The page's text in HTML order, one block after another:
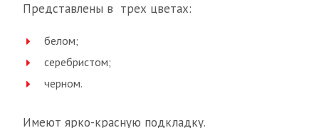
Представлены в трех цветах:
белом;
серебристом;
черном.
Имеют ярко-красную подкладку.